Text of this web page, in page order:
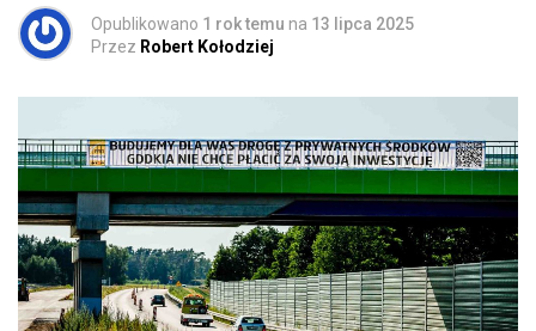
Opublikowano 1 rok temu na 13 lipca 2025
Przez Robert Kołodziej